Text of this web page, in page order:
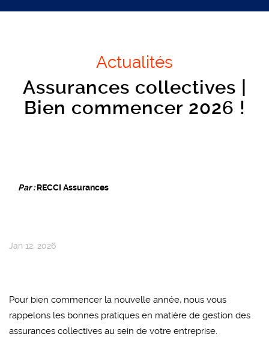
Actualités
Assurances collectives |
Bien commencer 2026 !
Par :RECCI Assurances
Jan 12, 2026
Pour bien commencer la nouvelle année, nous vous
rappelons les bonnes pratiques en matière de gestion des
assurances collectives au sein de votre entreprise.